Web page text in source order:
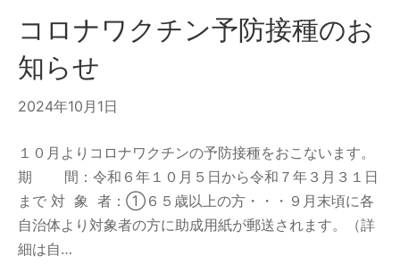
コロナワクチン予防接種のお
知らせ
2024年10月1日
１０月よりコロナワクチンの予防接種をおこないます。
期 間：令和６年１０月５日から令和７年３月３１日
まで 対 象 者：①６５歳以上の方・・・９月末頃に各
自治体より対象者の方に助成用紙が郵送されます。（詳
細は自…